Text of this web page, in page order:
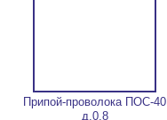
Припой-проволока ПОС-40
д.0,8